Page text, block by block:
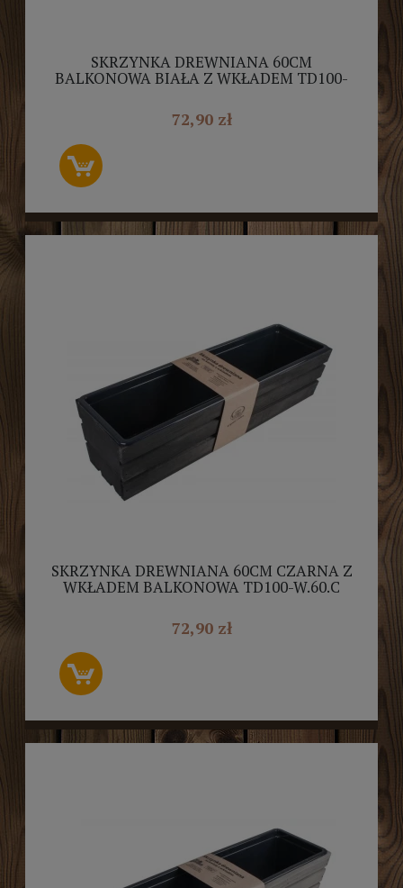
SKRZYNKA DREWNIANA 60CM
BALKONOWA BIAŁA Z WKŁADEM TD100-
72,90 zł
SKRZYNKA DREWNIANA 60CM CZARNA Z
WKŁADEM BALKONOWA TD100-W.60.C
72,90 zł